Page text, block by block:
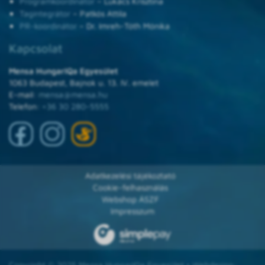
Tagintegrátor
– Patkós Attila
PR-koordinátor – Dr. Imreh-Tóth Mónika
Kapcsolat
Mensa HungarIQa Egyesület
1063 Budapest, Bajnok u. 13. IV. emelet
E-mail: mensa@mensa.hu
Telefon:
+36 30 280-5555
Adatkezelési tájékoztató
Cookie-felhasználás
Webshop ÁSZF
Impresszum